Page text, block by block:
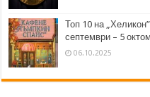
Топ 10 на
септември – 5
06.10.2025